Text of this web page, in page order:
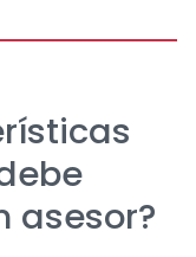
asesor?